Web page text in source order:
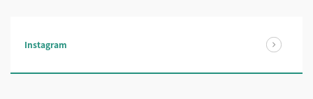
Instagram